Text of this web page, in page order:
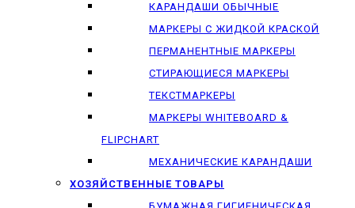
КАРАНДАШИ ОБЫЧНЫЕ
МАРКЕРЫ C ЖИДКОЙ КРАСКОЙ
ПЕРМАНЕНТНЫЕ МАРКЕРЫ
СТИРАЮЩИЕСЯ МАРКЕРЫ
ТЕКСТМАРКЕРЫ
МАРКЕРЫ WHITEBOARD &
FLIPCHART
МЕХАНИЧЕСКИЕ КАРАНДАШИ
ХОЗЯЙСТВЕННЫЕ ТОВАРЫ